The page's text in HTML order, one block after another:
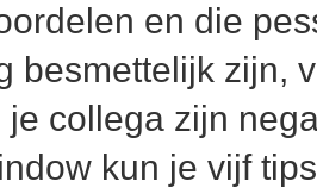
en die
besmettelijk zijn,
collega zijn
kun je vijf